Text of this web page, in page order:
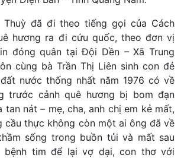
Thuỳ đã đi theo tiếng gọi của Cách
hương ra đi cứu quốc, theo đơn vị
đóng quân tại Đội Dền – Xã Trung
cùng bà Trần Thị Liên sinh con đẻ
nước thống nhất năm 1976 có về
trước cảnh quê hương bị bom đạn
tan nát – mẹ, cha, anh chị em kẻ mất,
cầu thực không còn một ai ông đã về
sống trong buồn tủi và mất sau
tim để lại vợ dại, con thơ với